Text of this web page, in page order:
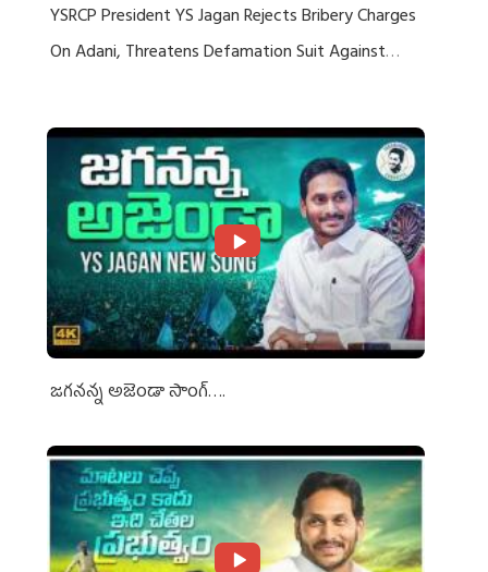
YSRCP President YS Jagan Rejects Bribery Charges
On Adani, Threatens Defamation Suit Against
జగనన్న అజెండా సాంగ్….